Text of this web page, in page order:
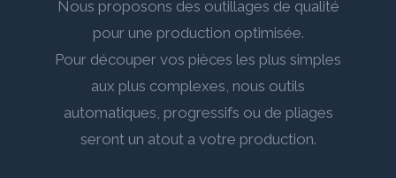
Nous proposons des outillages de qualité
pour une production optimisée.
Pour découper vos pièces les plus simples
aux plus complexes, nous outils
automatiques, progressifs ou de pliages
seront un atout a votre production.